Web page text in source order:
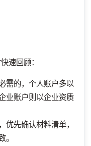
速回顾：
需的，个人账户多以
业账户则以企业资质
优先确认材料清单，
。